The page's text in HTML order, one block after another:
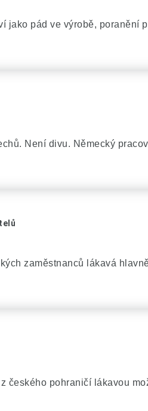
jako pád ve výrobě, poranění
Není divu. Německý
zaměstnanců lákavá
českého pohraničí lákavou